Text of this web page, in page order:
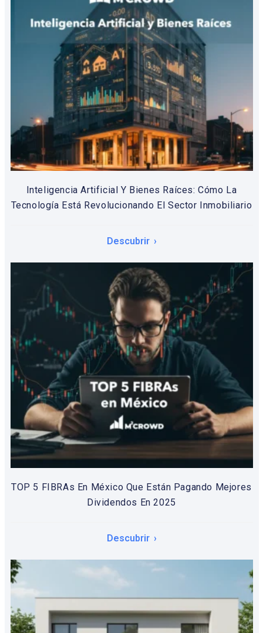
Inteligencia Artificial Y Bienes Raíces: Cómo La
Tecnología Está Revolucionando El Sector Inmobiliario
Descubrir
TOP 5 FIBRAs En México Que Están Pagando Mejores
Dividendos En 2025
Descubrir